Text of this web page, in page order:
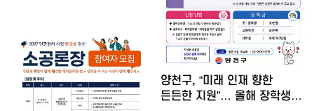
양천구, “미래 인재 향한
든든한 지원”… 올해 장학생…